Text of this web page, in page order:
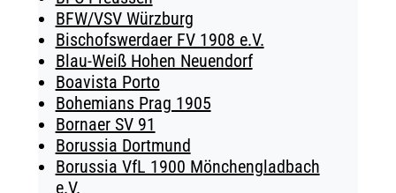
BFW/VSV Würzburg
Bischofswerdaer FV 1908 e.V.
Blau-Weiß Hohen Neuendorf
Boavista Porto
Bohemians Prag 1905
Bornaer SV 91
Borussia Dortmund
Borussia VfL 1900 Mönchengladbach
e.V.